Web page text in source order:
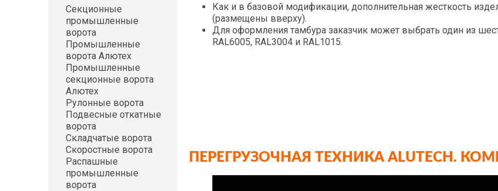
Секционные
промышленные
ворота
Промышленные
ворота Алютех
Промышленные
секционные ворота
Алютех
Рулонные ворота
Подвесные откатные
ворота
Складчатые ворота
Скоростные ворота
Распашные
промышленные
ворота
Как и в базовой модификации, дополнительная жесткость
(размещены вверху).
Для оформления тамбура заказчик может выбрать один из
RAL6005, RAL3004 и RAL1015.
ПЕРЕГРУЗОЧНАЯ ТЕХНИКА ALUTECH.